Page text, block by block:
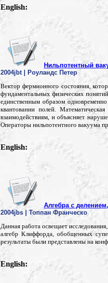
English:
Нильпотентный
2004jbt | Роуландс Петер
Вектор фермионного состояния,
фундаментальных физических
единственным образом
квантовании полей.
взаимодействиям, и объясняет
Операторы нильпотентного вакуума
English:
Алгебра с
2004jbs | Топпан Франческо
Данная работа освещает
алгебр Клиффорда, обобщенных
результаты были представлены на
English: